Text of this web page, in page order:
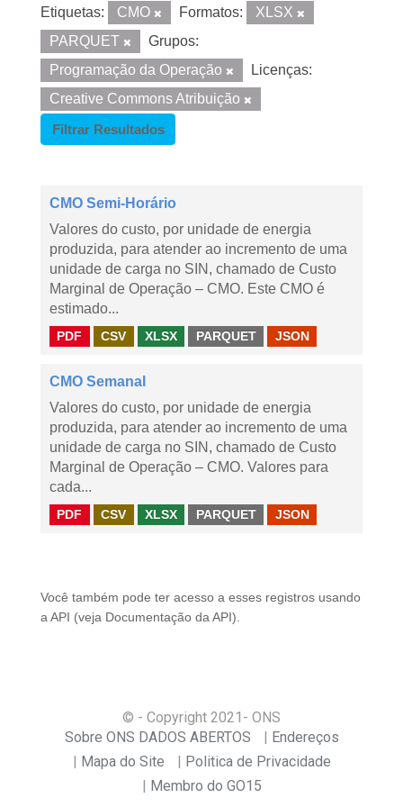
Etiquetas: CMO Formatos:
XLSX
PARQUET
Grupos:
Programação da Operação
Licenças:
Creative Commons Atribuição
Filtrar Resultados
CMO Semi-Horário
Valores do custo, por unidade de energia
produzida, para atender ao incremento de uma
unidade de carga no SIN, chamado de Custo
Marginal de Operação – CMO. Este CMO é
estimado...
PDF CSV XLSX PARQUET JSON
CMO Semanal
Valores do custo, por unidade de energia
produzida, para atender ao incremento de uma
unidade de carga no SIN, chamado de Custo
Marginal de Operação – CMO. Valores para
cada...
PDF CSV XLSX PARQUET JSON
Você também pode ter acesso a esses registros usando
a API (veja Documentação da API ).
© - Copyright 2021 - ONS
Sobre ONS DADOS ABERTOS
Endereços
Mapa do Site
Politica de Privacidade
Membro do GO15